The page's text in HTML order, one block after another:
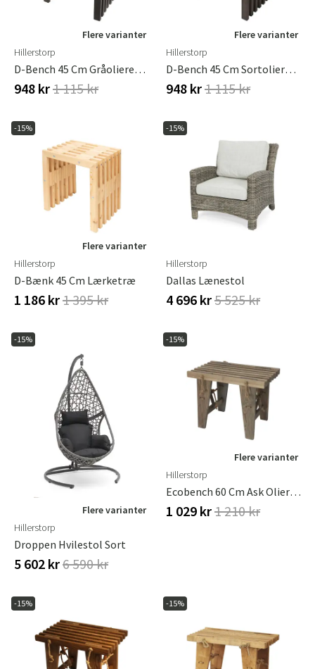
Flere varianter
Hillerstorp
D-Bench 45 Cm Gråolieret Fyrretræ
948 kr1 115 kr
Flere varianter
Hillerstorp
D-Bench 45 Cm Sortolieret Fyrretræ
948 kr1 115 kr
-15%
Flere varianter
Hillerstorp
D-Bænk 45 Cm Lærketræ
1 186 kr1 395 kr
-15%
Hillerstorp
Dallas Lænestol
4 696 kr5 525 kr
-15%
Flere varianter
Hillerstorp
Droppen Hvilestol Sort
5 602 kr6 590 kr
-15%
Flere varianter
Hillerstorp
Ecobench 60 Cm Ask Olieret Grå
1 029 kr1 210 kr
-15% -15%